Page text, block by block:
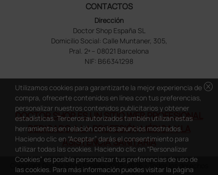
CONTACTOS
Dirección
Doctor Shop España SL
Domicilio Social: Calle Muntaner, 305,
Pral. 2ª – 08021 Barcelona
NIF: B66341298
DOCTOR SHOP ES UN SITIO WEB PROFESIONAL
DEDICADO A LA PROFESIÓN MÉDICA Y LA
ASISTENCIA SANITARIA
Copyright Doctor Shop España 2005-2026 - Todos los derechos
cancel
Utilizamos cookies para garantizarte la mejor experiencia de
compra, ofrecerte contenidos en línea con tus preferencias,
personalizar nuestros contenidos publicitarios y obtener
estadísticas. Terceros autorizados también utilizan estas
herramientas en relación con los anuncios mostrados.
Haciendo clic en “Aceptar” darás el consentimiento para
utilizar todas las cookies. Haciendo clic en “Personalizar
Cookies” es posible personalizar tus preferencias de uso de
las cookies. Para más información puedes visitar la página